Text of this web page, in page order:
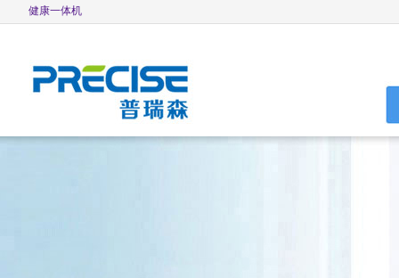
健康一体机